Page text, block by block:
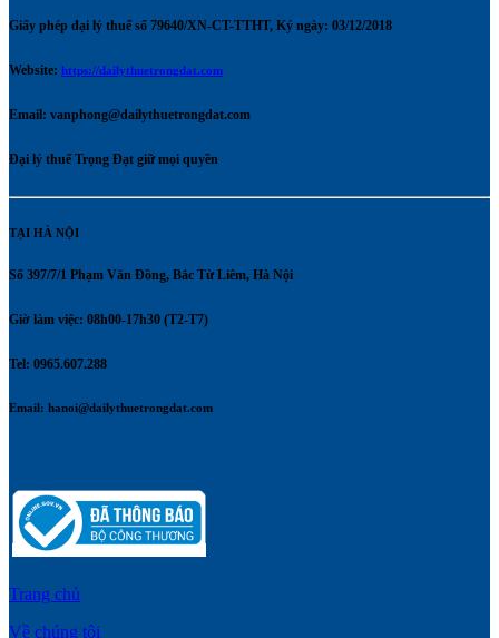
Giấy phép đại lý thuế số 79640/XN-CT-TTHT, Ký ngày: 03/12/2018
Website: https://dailythuetrongdat.com
Email: vanphong@dailythuetrongdat.com
Đại lý thuế Trọng Đạt giữ mọi quyền
TẠI HÀ NỘI
Số 397/7/1 Phạm Văn Đồng, Bắc Từ Liêm, Hà Nội
Giờ làm việc: 08h00-17h30 (T2-T7)
Tel: 0965.607.288
Email: hanoi@dailythuetrongdat.com
Trang chủ
Về chúng tôi